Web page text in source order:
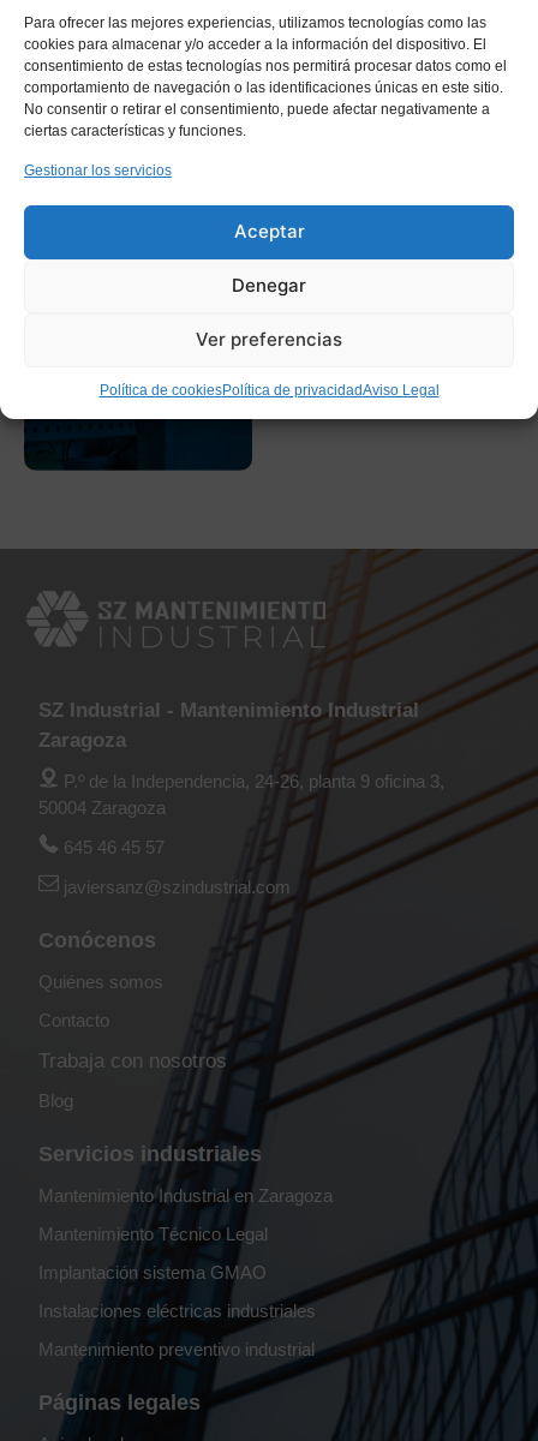
Para ofrecer las mejores experiencias, utilizamos tecnologías como las
cookies para almacenar y/o acceder a la información del dispositivo. El
consentimiento de estas tecnologías nos permitirá procesar datos como el
comportamiento de navegación o las identificaciones únicas en este sitio.
No consentir o retirar el consentimiento, puede afectar negativamente a
ciertas características y funciones.
Gestionar los servicios
Aceptar
Denegar
Ver preferencias
Política de cookiesPolítica de privacidadAviso Legal
SZ Industrial - Mantenimiento Industrial
Zaragoza
P.º de la Independencia, 24-26, planta 9 oficina 3,
50004 Zaragoza
645 46 45 57
javiersanz@szindustrial.com
Conócenos
Quiénes somos
Contacto
Trabaja con nosotros
Blog
Servicios industriales
Mantenimiento Industrial en Zaragoza
Mantenimiento Técnico Legal
Implantación sistema GMAO
Instalaciones eléctricas industriales
Mantenimiento preventivo industrial
Páginas legales